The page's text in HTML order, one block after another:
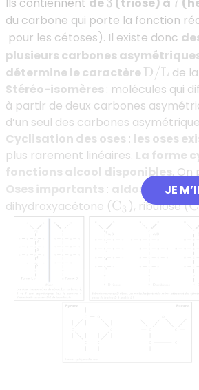
JE
3 7
du carbone qui porte la fonction
pour les cétoses). Il existe donc
plusieurs carbones
détermine le caractèreD/L
de
Stéréo-isomères: molécules qui
à partir de deux carbones
d’un seul des carbones
Cyclisation des oses : les oses
plus rarement linéaires. La forme
fonctions alcool disponibles. On
Oses importants : aldoses =
dihydroxyacétone (C3 ), ribulose (C